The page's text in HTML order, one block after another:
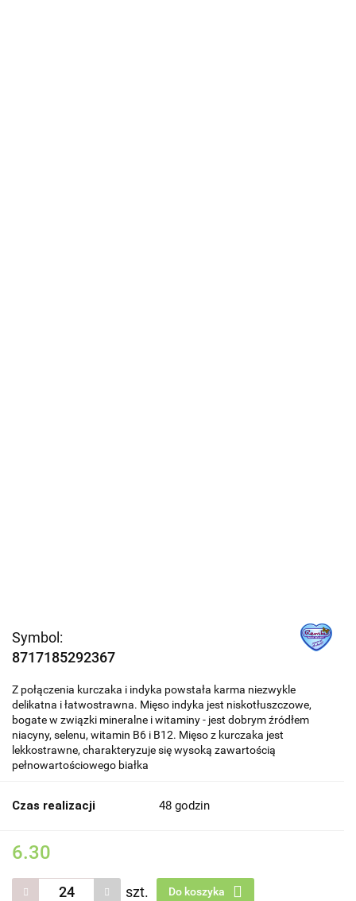
Symbol:
8717185292367
Z połączenia kurczaka i indyka powstała karma niezwykle
delikatna i łatwostrawna. Mięso indyka jest niskotłuszczowe,
bogate w związki mineralne i witaminy - jest dobrym źródłem
niacyny, selenu, witamin B6 i B12. Mięso z kurczaka jest
lekkostrawne, charakteryzuje się wysoką zawartością
pełnowartościowego białka
Czas realizacji 48 godzin
6.30
szt. Do koszyka